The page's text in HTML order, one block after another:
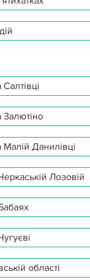
Данилівці
Лозовій
області